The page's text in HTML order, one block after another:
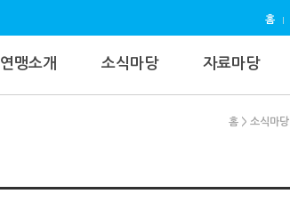
홈
연맹소개 소식마당 자료마당
홈 > 소식마당